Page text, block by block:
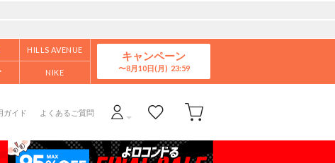
HILLS AVENUE
NIKE
キャンペーン
8月10日(月)
ガイド よくあるご質問